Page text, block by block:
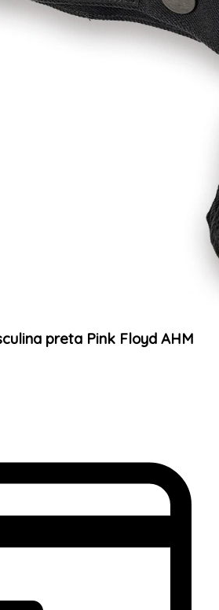
preta Pink Floyd AHM